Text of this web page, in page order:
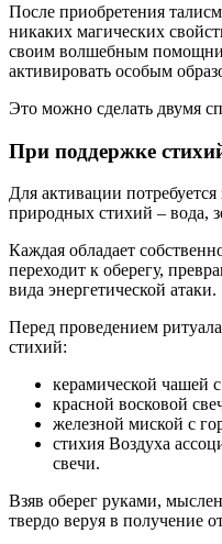
После приобретения
никаких магических
своим волшебным
активировать особым
Это можно сделать двумя
При поддержке
Для активации
природных стихий – вода,
Каждая обладает
переходит к оберегу,
вида энергетической атаки.
Перед проведением
стихий:
керамической чашей
красной восковой
железной миской с
стихия Воздуха
свечи.
Взяв оберег руками,
твердо веруя в получение